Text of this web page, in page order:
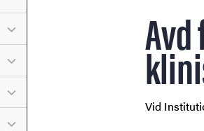
Undermeny för Studera
Undermeny för Forskning
Undermeny för Forskarutbildning
Undermeny för Samverkan och
Vid